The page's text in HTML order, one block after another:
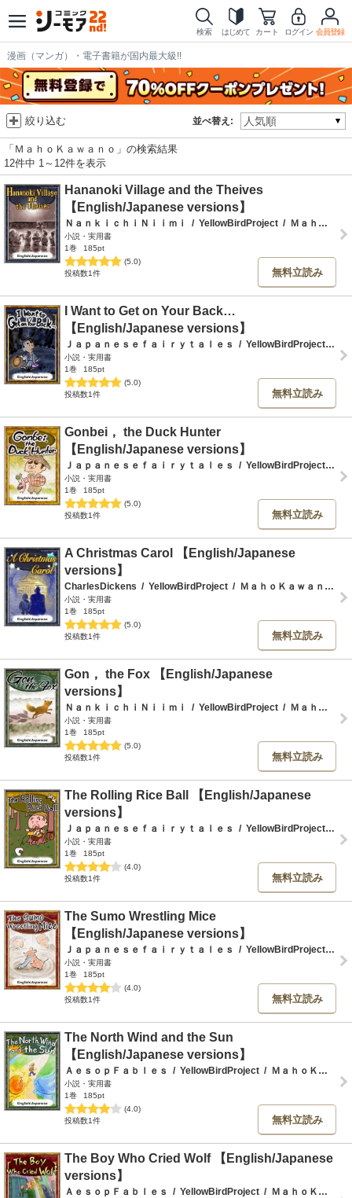
検索 はじめて カート ログイン 会員登録
漫画（マンガ）・電子書籍が国内最大級!!
並べ替え:
絞り込む
「ＭａｈｏＫａｗａｎｏ」の検索結果
12件中 1～12件を表示
Hananoki Village and the Theives
【English/Japanese versions】
ＮａｎｋｉｃｈｉＮｉｉｍｉ / YellowBirdProject / ＭａｈｏＫａｗａｎｏ
小説・実用書
1巻
185pt
(5.0)
投稿数1件
無料立読み
I Want to Get on Your Back…
【English/Japanese versions】
Ｊａｐａｎｅｓｅｆａｉｒｙｔａｌｅｓ / YellowBirdProject /
小説・実用書
1巻
185pt
(5.0)
投稿数1件
無料立読み
Gonbei， the Duck Hunter
【English/Japanese versions】
Ｊａｐａｎｅｓｅｆａｉｒｙｔａｌｅｓ / YellowBirdProject /
小説・実用書
1巻
185pt
(5.0)
投稿数1件
無料立読み
A Christmas Carol 【English/Japanese
versions】
CharlesDickens / YellowBirdProject / ＭａｈｏＫａｗａｎｏ
小説・実用書
1巻
185pt
(5.0)
投稿数1件
無料立読み
Gon， the Fox 【English/Japanese
versions】
ＮａｎｋｉｃｈｉＮｉｉｍｉ / YellowBirdProject / ＭａｈｏＫａｗａｎｏ
小説・実用書
1巻
185pt
(5.0)
投稿数1件
無料立読み
The Rolling Rice Ball 【English/Japanese
versions】
Ｊａｐａｎｅｓｅｆａｉｒｙｔａｌｅｓ / YellowBirdProject /
小説・実用書
1巻
185pt
(4.0)
投稿数1件
無料立読み
The Sumo Wrestling Mice
【English/Japanese versions】
Ｊａｐａｎｅｓｅｆａｉｒｙｔａｌｅｓ / YellowBirdProject /
小説・実用書
1巻
185pt
(4.0)
投稿数1件
無料立読み
The North Wind and the Sun
【English/Japanese versions】
ＡｅｓｏｐＦａｂｌｅｓ / YellowBirdProject / ＭａｈｏＫａｗａｎｏ
小説・実用書
1巻
185pt
(4.0)
投稿数1件
無料立読み
The Boy Who Cried Wolf 【English/Japanese
versions】
ＡｅｓｏｐＦａｂｌｅｓ / YellowBirdProject / ＭａｈｏＫａｗａｎｏ